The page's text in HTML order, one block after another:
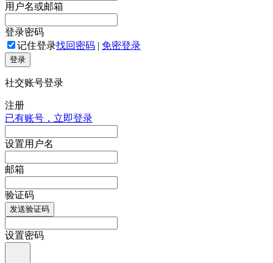
用户名或邮箱
登录密码
记住登录找回密码 | 免密登录
登录
社交账号登录
注册
已有账号，立即登录
设置用户名
邮箱
验证码
发送验证码
设置密码